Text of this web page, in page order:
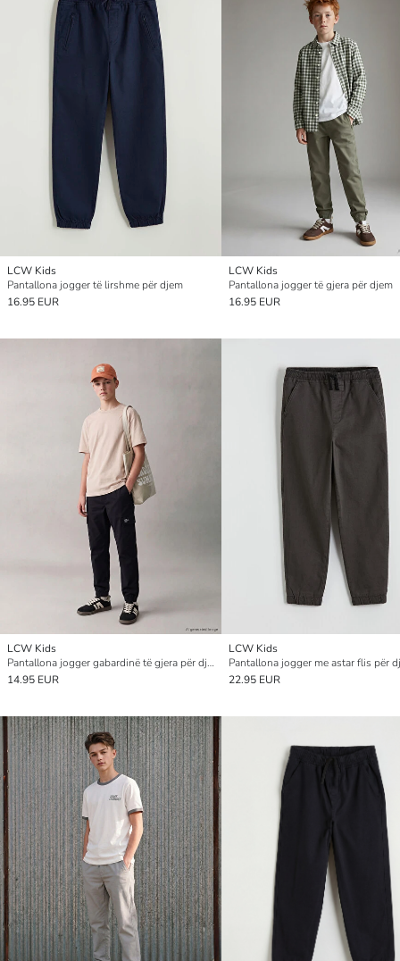
LCW Kids
Pantallona jogger të lirshme për djem
16.95 EUR
LCW Kids
Pantallona jogger të gjera për djem
16.95 EUR
LCW Kids
Pantallona jogger gabardinë të gjera për djem, me prerje të lirshme
14.95 EUR
LCW Kids
Pantallona jogger me astar flis për
22.95 EUR